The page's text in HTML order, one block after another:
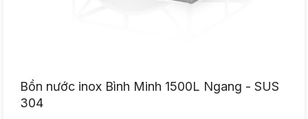
Bồn nước inox Bình Minh 1500L Ngang - SUS
304